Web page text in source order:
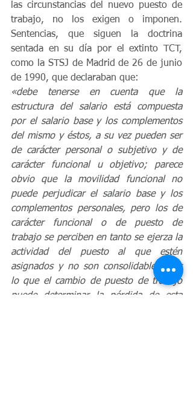
las circunstancias del nuevo puesto de
trabajo, no los exigen o imponen.
Sentencias, que siguen la doctrina
sentada en su día por el extinto TCT,
como la STSJ de Madrid de 26 de junio
de 1990, que declaraban que:
«debe tenerse en cuenta que la
estructura del salario está compuesta
por el salario base y los complementos
del mismo y éstos, a su vez pueden ser
de carácter personal o subjetivo y de
carácter funcional u objetivo; parece
obvio que la movilidad funcional no
puede perjudicar el salario base y los
complementos personales, pero los de
carácter funcional o de puesto de
trabajo se perciben en tanto se ejerza la
actividad del puesto al que estén
asignados y no son consolidables, por
lo que el cambio de puesto de trabajo
puede determinar la pérdida de esta